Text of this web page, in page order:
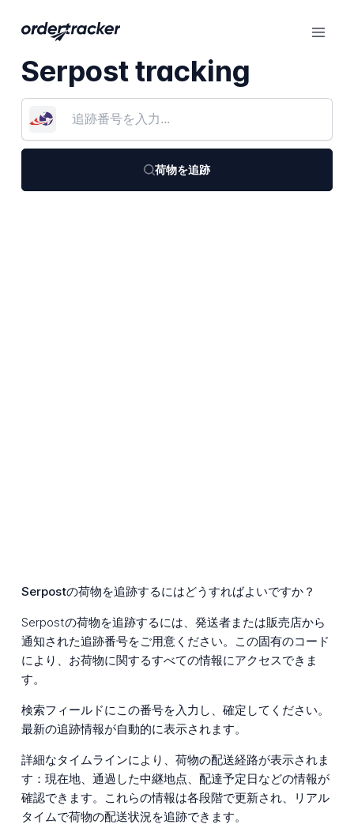
Serpost tracking
荷物を追跡
Serpostの荷物を追跡するにはどうすればよいですか？
Serpostの荷物を追跡するには、発送者または販売店から
通知された追跡番号をご用意ください。この固有のコード
により、お荷物に関するすべての情報にアクセスできま
す。
検索フィールドにこの番号を入力し、確定してください。
最新の追跡情報が自動的に表示されます。
詳細なタイムラインにより、荷物の配送経路が表示されま
す：現在地、通過した中継地点、配達予定日などの情報が
確認できます。これらの情報は各段階で更新され、リアル
タイムで荷物の配送状況を追跡できます。